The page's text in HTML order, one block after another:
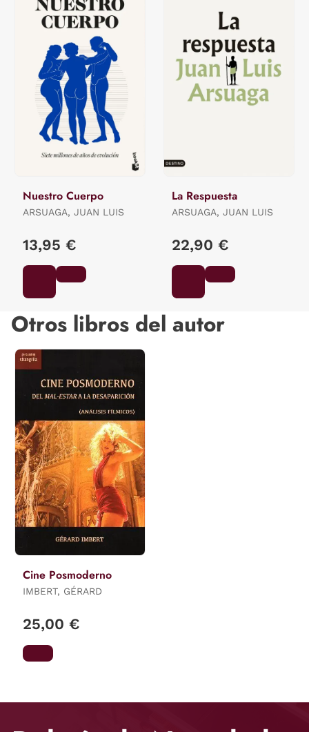
Nuestro Cuerpo
ARSUAGA, JUAN LUIS
13,95 €
La Respuesta
ARSUAGA, JUAN LUIS
22,90 €
Otros libros del autor
Cine Posmoderno
IMBERT, GÉRARD
25,00 €